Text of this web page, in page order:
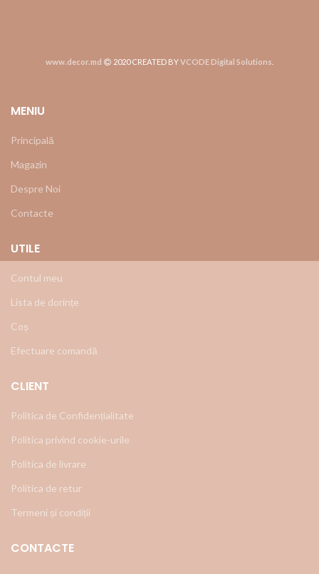
www.decor.md 2020 CREATED BYVCODE Digital Solutions
MENIU
Principală
Magazin
Despre Noi
Contacte
UTILE
Contul meu
Lista de dorințe
Coș
Efectuare comandă
CLIENT
Politica de Confidențialitate
Politica privind cookie-urile
Politica de livrare
Politica de retur
Termeni și condiții
CONTACTE